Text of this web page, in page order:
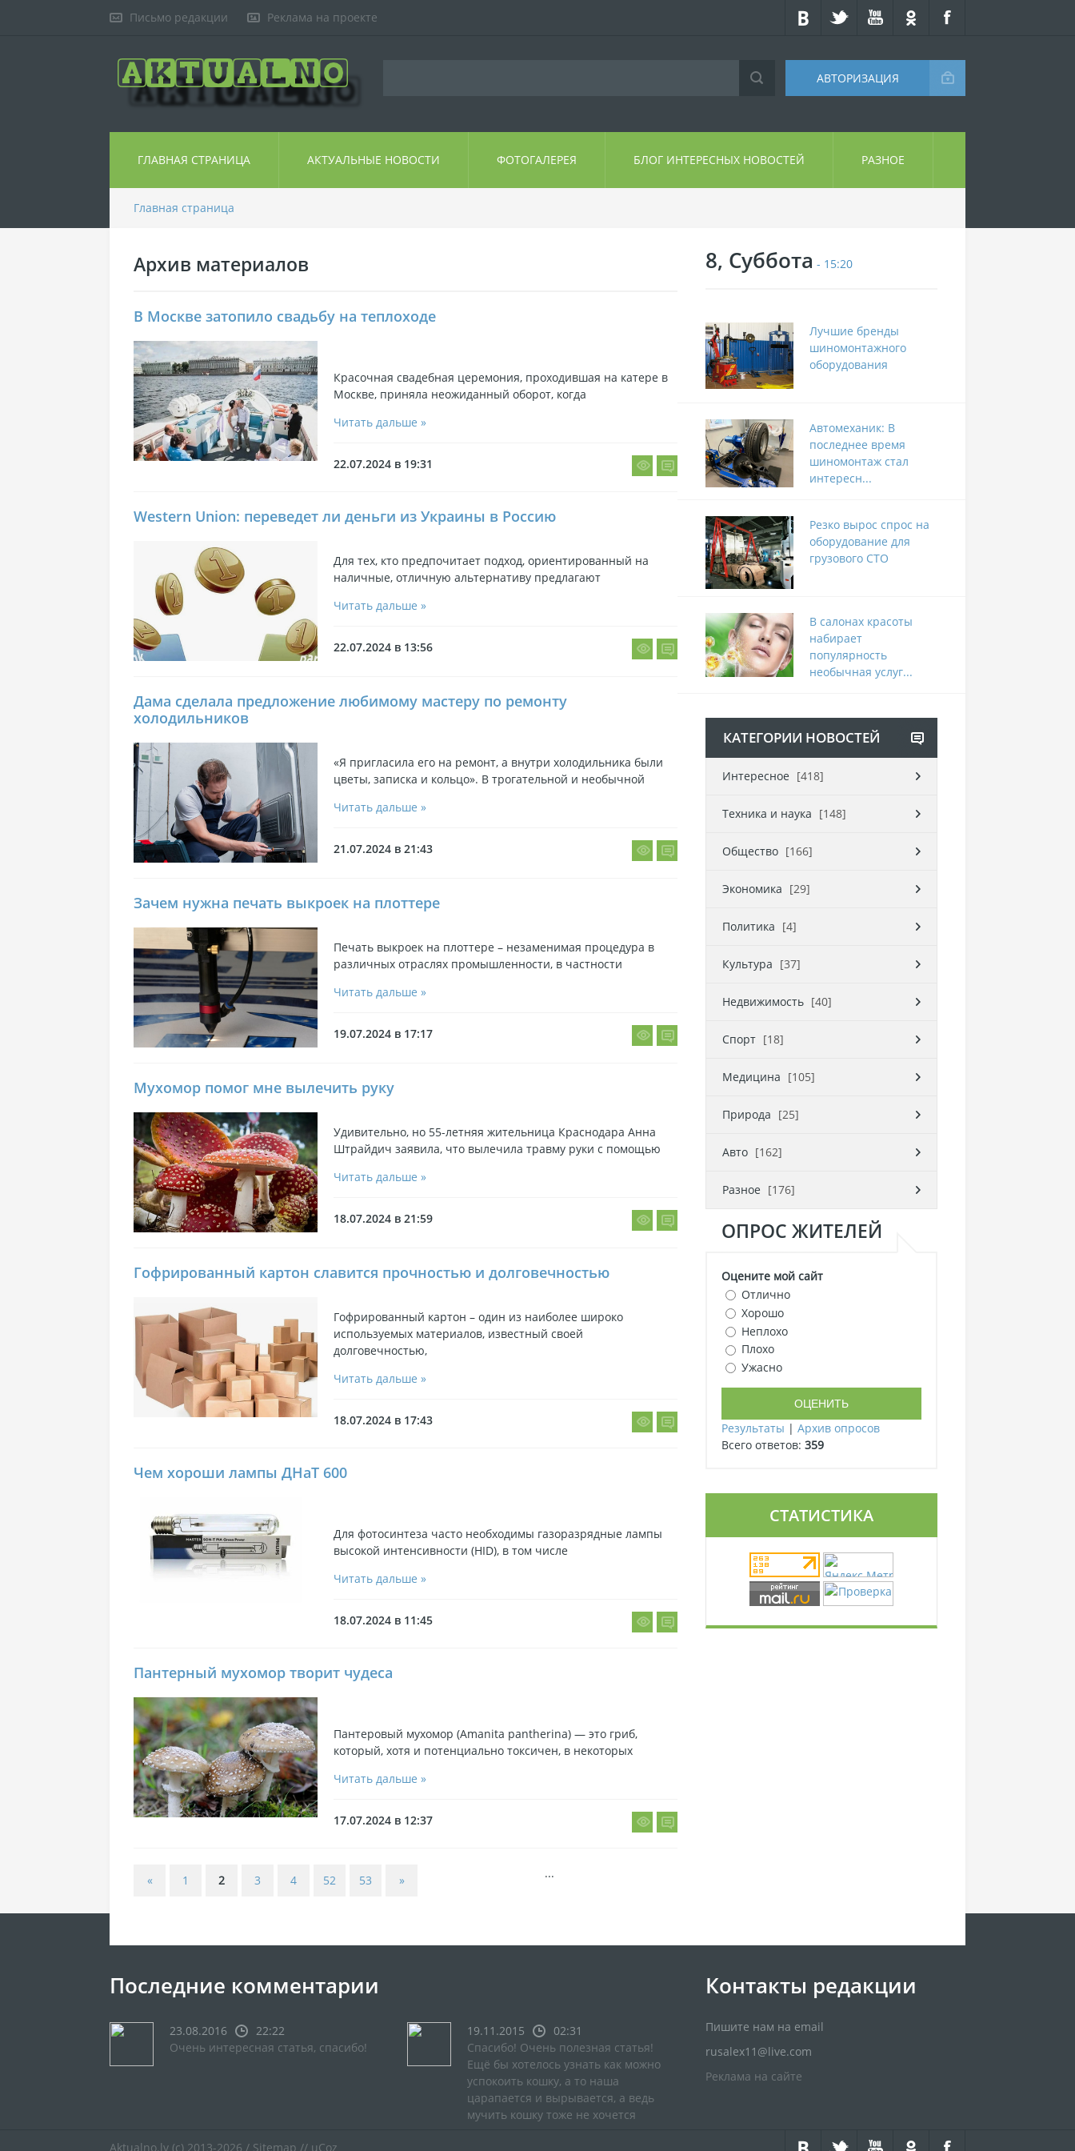
Письмо редакции Реклама на проекте
АВТОРИЗАЦИЯ
ГЛАВНАЯ СТРАНИЦА АКТУАЛЬНЫЕ НОВОСТИ ФОТОГАЛЕРЕЯ БЛОГ ИНТЕРЕСНЫХ НОВОСТЕЙ РАЗНОЕ
Главная страница
Архив материалов
В Москве затопило свадьбу на теплоходе
Красочная свадебная церемония, проходившая на катере в
Москве, приняла неожиданный оборот, когда
Читать дальше »
22.07.2024 в 19:31
Western Union: переведет ли деньги из Украины в Россию
Для тех, кто предпочитает подход, ориентированный на
наличные, отличную альтернативу предлагают
Читать дальше »
22.07.2024 в 13:56
Дама сделала предложение любимому мастеру по ремонту
холодильников
«Я пригласила его на ремонт, а внутри холодильника были
цветы, записка и кольцо». В трогательной и необычной
Читать дальше »
21.07.2024 в 21:43
Зачем нужна печать выкроек на плоттере
Печать выкроек на плоттере – незаменимая процедура в
различных отраслях промышленности, в частности
Читать дальше »
19.07.2024 в 17:17
Мухомор помог мне вылечить руку
Удивительно, но 55-летняя жительница Краснодара Анна
Штрайдич заявила, что вылечила травму руки с помощью
Читать дальше »
18.07.2024 в 21:59
Гофрированный картон славится прочностью и долговечностью
Гофрированный картон – один из наиболее широко
используемых материалов, известный своей
долговечностью,
Читать дальше »
18.07.2024 в 17:43
Чем хороши лампы ДНаТ 600
Для фотосинтеза часто необходимы газоразрядные лампы
высокой интенсивности (HID), в том числе
Читать дальше »
18.07.2024 в 11:45
Пантерный мухомор творит чудеса
Пантеровый мухомор (Amanita pantherina) — это гриб,
который, хотя и потенциально токсичен, в некоторых
Читать дальше »
17.07.2024 в 12:37
« 1 2 3 4 ...
52 53 »
8, Суббота - 15:20
Лучшие бренды
шиномонтажного
оборудования
Автомеханик: В
последнее время
шиномонтаж стал
интересн...
Резко вырос спрос на
оборудование для
грузового СТО
В салонах красоты
набирает
популярность
необычная услуг...
КАТЕГОРИИ НОВОСТЕЙ
Интересное [418]
Техника и наука [148]
Общество [166]
Экономика [29]
Политика [4]
Культура [37]
Недвижимость [40]
Спорт [18]
Медицина [105]
Природа [25]
Авто [162]
Разное [176]
ОПРОС ЖИТЕЛЕЙ
Оцените мой сайт
Отлично
Хорошо
Неплохо
Плохо
Ужасно
Результаты | Архив опросов
Всего ответов: 359
СТАТИСТИКА
Последние комментарии
23.08.2016
22:22
Очень интересная статья, спасибо!
19.11.2015
02:31
Спасибо! Очень полезная статья!
Ещё бы хотелось узнать как можно
успокоить кошку, а то наша
царапается и вырывается, а ведь
мучить кошку тоже не хочется
Контакты редакции
Пишите нам на email
rusalex11@live.com
Реклама на сайте
Aktualno.lv (c) 2013-2026 / Sitemap // uCoz